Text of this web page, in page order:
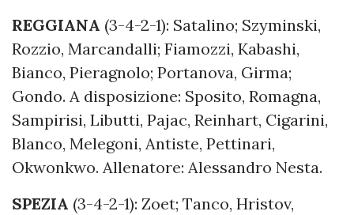
REGGIANA (3-4-2-1): Satalino; Szyminski,
Rozzio, Marcandalli; Fiamozzi, Kabashi,
Bianco, Pieragnolo; Portanova, Girma;
Gondo. A disposizione: Sposito, Romagna,
Sampirisi, Libutti, Pajac, Reinhart, Cigarini,
Blanco, Melegoni, Antiste, Pettinari,
Okwonkwo. Allenatore: Alessandro Nesta.
SPEZIA (3-4-2-1): Zoet; Tanco, Hristov,